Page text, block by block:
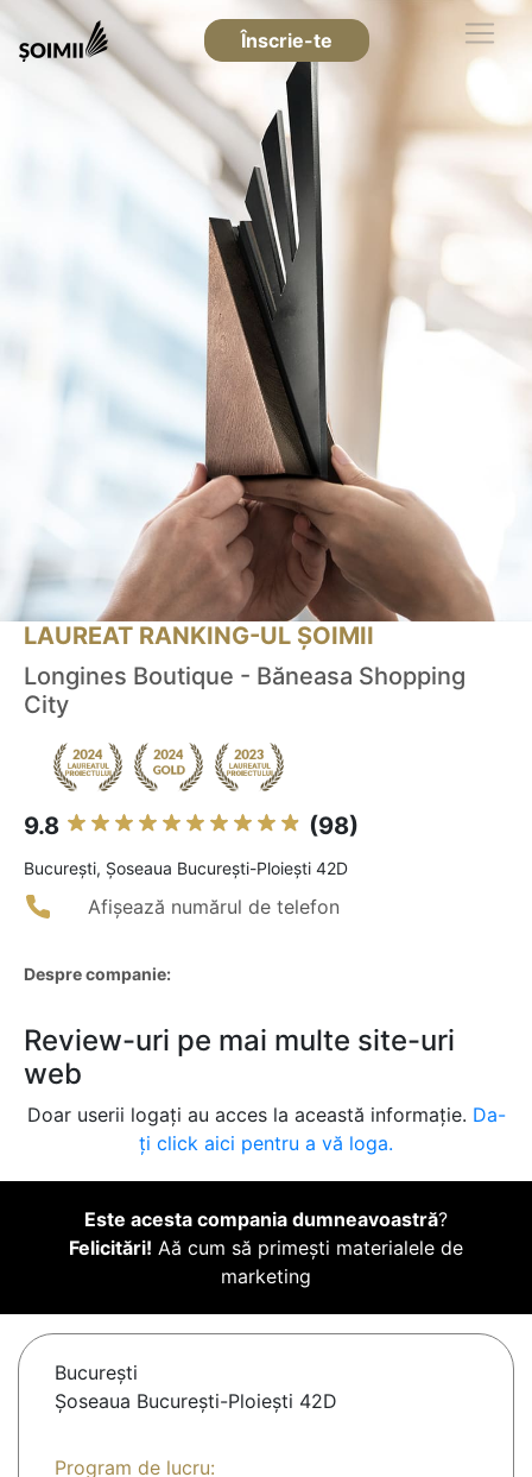
Înscrie-te
LAUREAT RANKING-UL ȘOIMII
Longines Boutique - Băneasa Shopping
City
9.8 (98)
Bucureşti, Șoseaua București-Ploiești 42D
Afișează numărul de telefon
Despre companie:
Review-uri pe mai multe site-uri
web
Doar userii logați au acces la această informație. Da-
ți click aici pentru a vă loga.
Este acesta compania dumneavoastră?
Felicitări! Aă cum să primești materialele de
marketing
Bucureşti
Șoseaua București-Ploiești 42D
Program de lucru: